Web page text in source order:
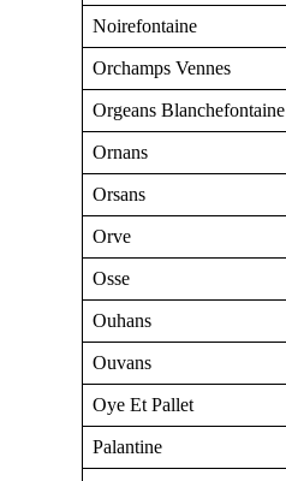
Noirefontaine
Orchamps Vennes
Orgeans Blanchefontaine
Ornans
Orsans
Orve
Osse
Ouhans
Ouvans
Oye Et Pallet
Palantine